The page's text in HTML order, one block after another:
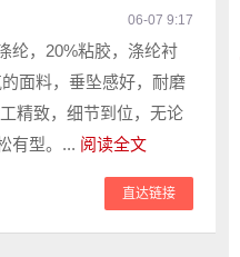
06-07 9:17
纶，20%粘胶，涤纶衬
面料，垂坠感好，耐磨
精致，细节到位，无论
有型。... 阅读全文
直达链接